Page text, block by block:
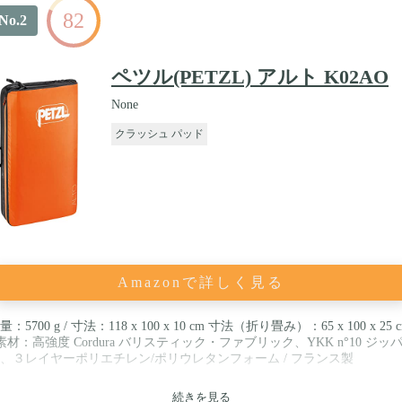
82
ペツル(PETZL) アルト K02AO
None
クラッシュ パッド
Amazonで詳しく見る
：5700 g / 寸法：118 x 100 x 10 cm 寸法（折り畳み）：65 x 100 x 25
材：高強度 Cordura バリスティック・ファブリック、YKK n°10 ジッパ
３レイヤーポリエチレン/ポリウレタンフォーム / フランス製
続きを見る